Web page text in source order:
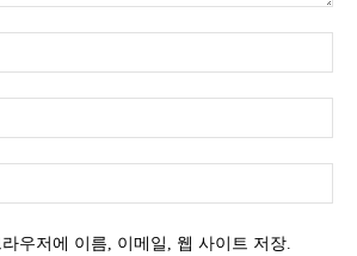
우저에 이름, 이메일, 웹 사이트 저장.